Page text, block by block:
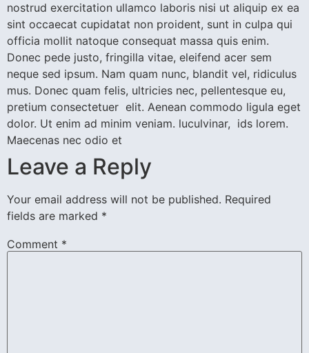
nostrud exercitation ullamco laboris nisi ut aliquip ex ea
sint occaecat cupidatat non proident, sunt in culpa qui
officia mollit natoque consequat massa quis enim.
Donec pede justo, fringilla vitae, eleifend acer sem
neque sed ipsum. Nam quam nunc, blandit vel, ridiculus
mus. Donec quam felis, ultricies nec, pellentesque eu,
pretium consectetuer elit. Aenean commodo ligula eget
dolor. Ut enim ad minim veniam. luculvinar, ids lorem.
Maecenas nec odio et
Leave a Reply
Your email address will not be published. Required
fields are marked *
Comment *